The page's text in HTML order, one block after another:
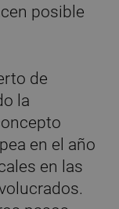
posible
de
la
en el año
en las